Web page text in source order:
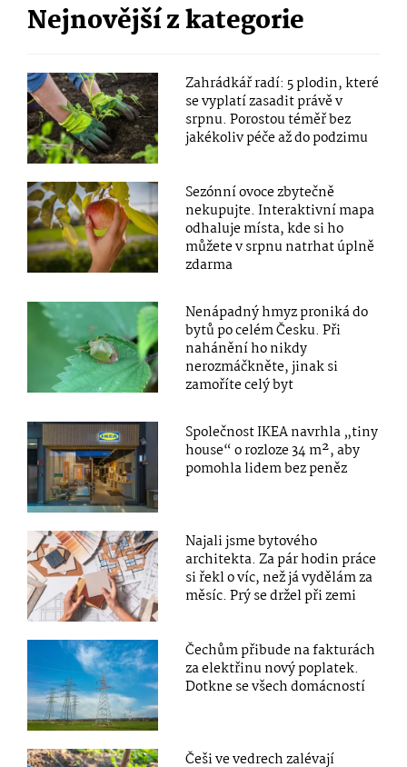
Nejnovější z kategorie
Zahrádkář radí: 5 plodin, které
se vyplatí zasadit právě v
srpnu. Porostou téměř bez
jakékoliv péče až do podzimu
Sezónní ovoce zbytečně
nekupujte. Interaktivní mapa
odhaluje místa, kde si ho
můžete v srpnu natrhat úplně
zdarma
Nenápadný hmyz proniká do
bytů po celém Česku. Při
nahánění ho nikdy
nerozmáčkněte, jinak si
zamoříte celý byt
Společnost IKEA navrhla „tiny
house“ o rozloze 34 m², aby
pomohla lidem bez peněz
Najali jsme bytového
architekta. Za pár hodin práce
si řekl o víc, než já vydělám za
měsíc. Prý se držel při zemi
Čechům přibude na fakturách
za elektřinu nový poplatek.
Dotkne se všech domácností
Češi ve vedrech zalévají